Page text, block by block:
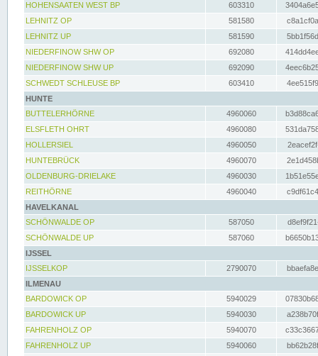
HOHENSAATEN WEST BP
603310
LEHNITZ OP
581580
LEHNITZ UP
581590
NIEDERFINOW SHW OP
692080
NIEDERFINOW SHW UP
692090
SCHWEDT SCHLEUSE BP
603410
HUNTE
BUTTELERHÖRNE
4960060
ELSFLETH OHRT
4960080
HOLLERSIEL
4960050
HUNTEBRÜCK
4960070
OLDENBURG-DRIELAKE
4960030
REITHÖRNE
4960040
HAVELKANAL
SCHÖNWALDE OP
587050
SCHÖNWALDE UP
587060
IJSSEL
IJSSELKOP
2790070
ILMENAU
BARDOWICK OP
5940029
BARDOWICK UP
5940030
FAHRENHOLZ OP
5940070
FAHRENHOLZ UP
5940060